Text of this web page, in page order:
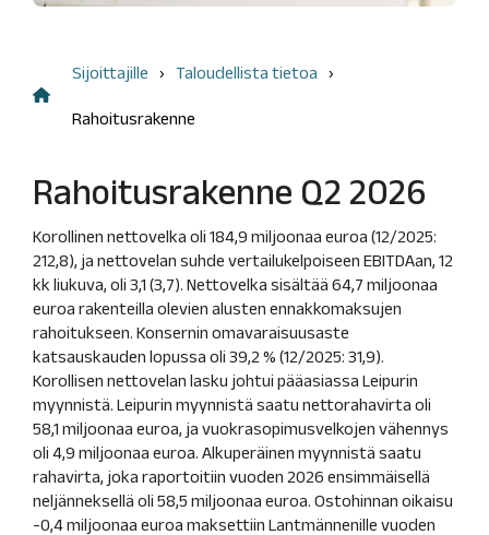
Tuloskeskus
Avainluvut
Rahoitusrakenne
laskentakaavat
Liputusilmoitukset
Sijoittajille Taloudellista tietoa
Rahoitusrakenne
Rahoitusrakenne Q2 2026
Korollinen nettovelka oli 184,9 miljoonaa euroa (12/2025:
212,8), ja nettovelan suhde vertailukelpoiseen EBITDAan, 12
kk liukuva, oli 3,1 (3,7). Nettovelka sisältää 64,7 miljoonaa
euroa rakenteilla olevien alusten ennakkomaksujen
rahoitukseen. Konsernin omavaraisuusaste
katsauskauden lopussa oli 39,2 % (12/2025: 31,9).
Korollisen nettovelan lasku johtui pääasiassa Leipurin
myynnistä. Leipurin myynnistä saatu nettorahavirta oli
58,1 miljoonaa euroa, ja vuokrasopimusvelkojen vähennys
oli 4,9 miljoonaa euroa. Alkuperäinen myynnistä saatu
rahavirta, joka raportoitiin vuoden 2026 ensimmäisellä
neljänneksellä oli 58,5 miljoonaa euroa. Ostohinnan oikaisu
-0,4 miljoonaa euroa maksettiin Lantmännenille vuoden